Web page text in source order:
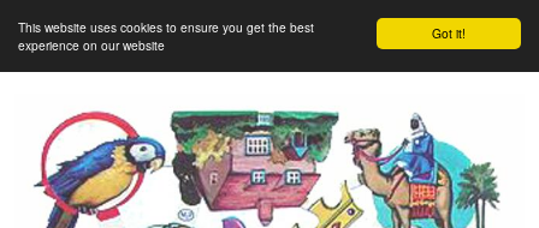
Got it!
This website uses cookies to ensure you get the best
experience on our website